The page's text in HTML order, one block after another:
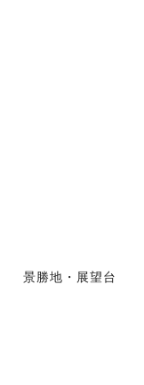
景勝地・展望台